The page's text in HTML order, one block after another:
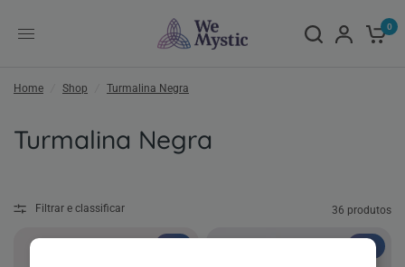
0
Home Shop Turmalina Negra
Turmalina Negra
Filtrar e classificar 36 produtos